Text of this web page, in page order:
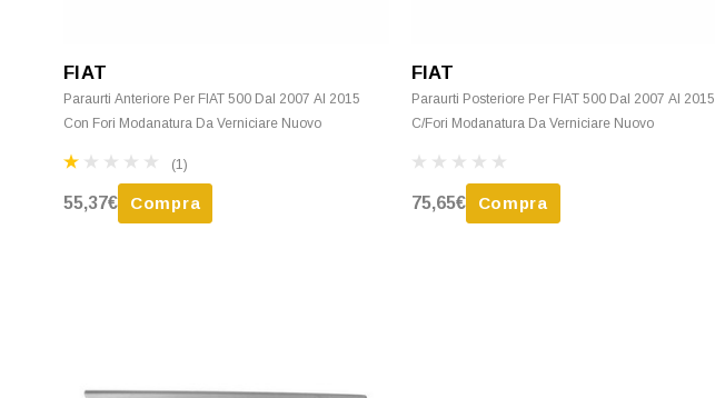
FIAT
Paraurti Anteriore Per FIAT 500 Dal 2007 Al 2015
Con Fori Modanatura Da Verniciare Nuovo
(1)
55,37€ Compra
FIAT
Paraurti Posteriore Per FIAT 500 Dal 2007 Al 2015
C/Fori Modanatura Da Verniciare Nuovo
75,65€ Compra